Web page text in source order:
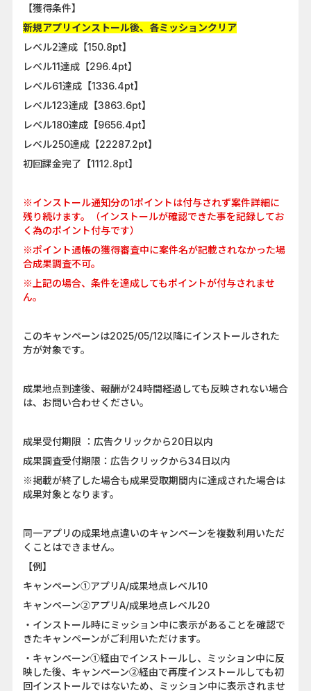
【獲得条件】
新規アプリインストール後、各ミッションクリア
レベル2達成【150.8pt】
レベル11達成【296.4pt】
レベル61達成【1336.4pt】
レベル123達成【3863.6pt】
レベル180達成【9656.4pt】
レベル250達成【22287.2pt】
初回課金完了【1112.8pt】
※インストール通知分の1ポイントは付与されず案件詳細に
残り続けます。（インストールが確認できた事を記録してお
く為のポイント付与です）
※ポイント通帳の獲得審査中に案件名が記載されなかった場
合成果調査不可。
※上記の場合、条件を達成してもポイントが付与されませ
ん。
このキャンペーンは2025/05/12以降にインストールされた
方が対象です。
成果地点到達後、報酬が24時間経過しても反映されない場合
は、お問い合わせください。
成果受付期限 ：広告クリックから20日以内
成果調査受付期限：広告クリックから34日以内
※掲載が終了した場合も成果受取期間内に達成された場合は
成果対象となります。
同一アプリの成果地点違いのキャンペーンを複数利用いただ
くことはできません。
【例】
キャンペーン①アプリA/成果地点レベル10
キャンペーン②アプリA/成果地点レベル20
・インストール時にミッション中に表示があることを確認で
きたキャンペーンがご利用いただけます。
・キャンペーン①経由でインストールし、ミッション中に反
映した後、キャンペーン②経由で再度インストールしても初
回インストールではないため、ミッション中に表示されませ